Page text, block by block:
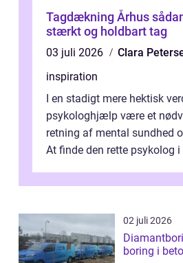
Tagdækning Århus sådan får du et
stærkt og holdbart tag
03 juli 2026
Clara
inspiration
I en stadigt mere hektisk
psykologhjælp være et
retning af mental sundhed
At finde den rette psykolog
02 juli 2026
boring i